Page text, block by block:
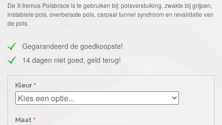
De X-tremus Polsbrace is te gebruiken bij: polsverstuiking, zwakte bij grijpen,
instabiele pols, overbelaste pols, carpaal tunnel syndroom en revalidatie van
de pols.
Gegarandeerd de goedkoopste!
14 dagen niet goed, geld terug!
Kleur
Maat